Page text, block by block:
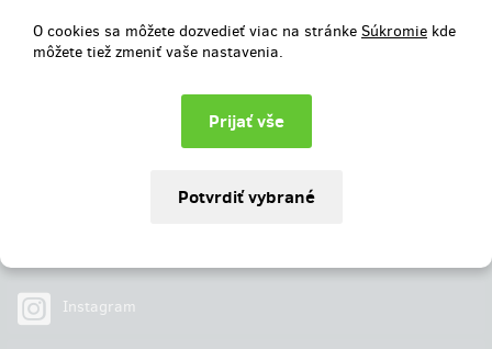
O cookies sa môžete dozvedieť viac na stránke Súkromie kde
môžete tiež zmeniť vaše nastavenia.
Instagram